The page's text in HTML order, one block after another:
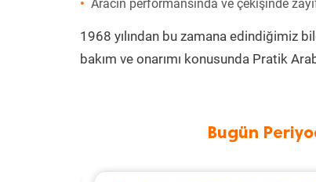
Aracın performansında ve çekişinde
1968 yılından bu zamana edindiğimiz
bakım ve onarımı konusunda Pratik
Bugün